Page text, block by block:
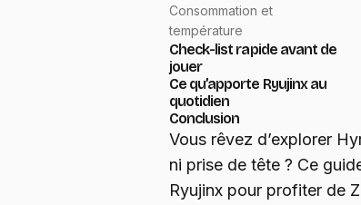
Consommation et
température
Check-list rapide avant de
jouer
Ce qu’apporte Ryujinx au
quotidien
Conclusion
Vous rêvez d’explorer
ni prise de tête ? Ce
Ryujinx pour profiter de